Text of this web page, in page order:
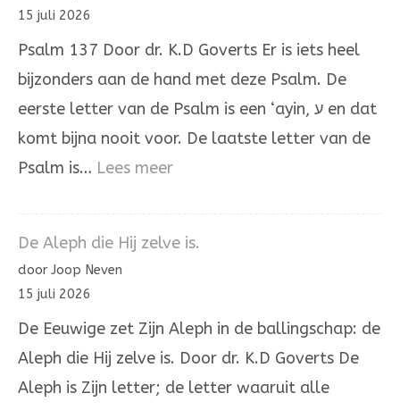
15 juli 2026
Psalm 137 Door dr. K.D Goverts Er is iets heel
bijzonders aan de hand met deze Psalm. De
eerste letter van de Psalm is een ‘ayin, ע en dat
komt bijna nooit voor. De laatste letter van de
Psalm is… Lees meer:
De Aleph die Hij zelve is.
door Joop Neven
15 juli 2026
De Eeuwige zet Zijn Aleph in de ballingschap: de
Aleph die Hij zelve is. Door dr. K.D Goverts De
Aleph is Zijn letter; de letter waaruit alle